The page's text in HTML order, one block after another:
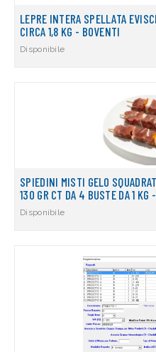
LEPRE INTERA SPELLATA
CIRCA 1,8 KG - BOVENTI
Disponibile
SPIEDINI MISTI GELO
130 GR CT DA 4 BUSTE DA 1 KG
Disponibile